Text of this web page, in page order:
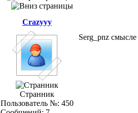
Crazyyy
Странник
Пользователь №: 450
Serg_pnz